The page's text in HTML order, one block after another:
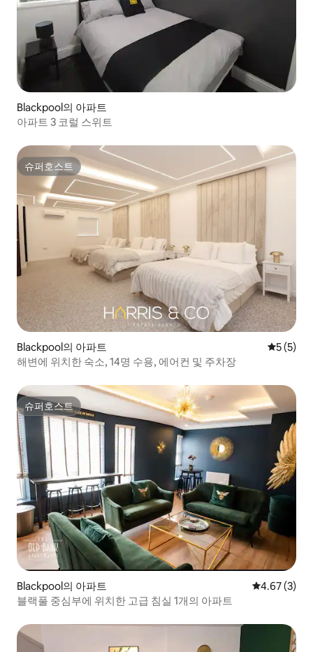
Blackpool의 아파트
아파트 3 코럴 스위트
슈퍼호스트
슈퍼호스트
Blackpool의 아파트 평점 5점
5 (5)
해변에 위치한 숙소, 14명 수용, 에어컨 및 주차장
슈퍼호스트
슈퍼호스트
Blackpool의 아파트 평점 4.67점
4.67 (3)
블랙풀 중심부에 위치한 고급 침실 1개의 아파트